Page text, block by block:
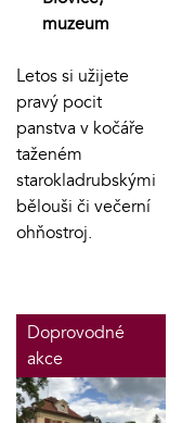
muzeum
Letos si užijete
pravý pocit
panstva v kočáře
taženém
starokladrubskými
bělouši či večerní
ohňostroj.
Doprovodné
akce